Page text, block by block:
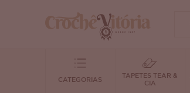
CATEGORIAS
TAPETES TEAR &
CIA